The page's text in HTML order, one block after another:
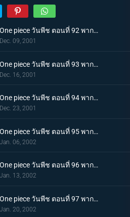
One piece วันพีช ตอนที่ 92 พากย์ไทย วีรบุรุษแห่งอลาบัสต้า และกะเทยสาวนักบัลเล่ต์สุดสวย
Dec. 09, 2001
One piece วันพีช ตอนที่ 93 พากย์ไทย มุ่งสู่เมืองแห่งทราย กองกำลังทหารปฏิวัติและผงเรียกฝน!
Dec. 16, 2001
One piece วันพีช ตอนที่ 94 พากย์ไทย การพบกันอีกครั้งของเหล่าฮีโร นามนั้นคือเอสหมัดเพลิง!
Dec. 23, 2001
One piece วันพีช ตอนที่ 95 พากย์ไทย เอสและลูฟี่ ความทรงจำอันแสนเร่าร้อน และบาดแผลของสองพี่น้อง
Jan. 06, 2002
One piece วันพีช ตอนที่ 96 พากย์ไทย เอลุมารุ เมืองแห่งสีเขียว และพะยูนกังฟู
Jan. 13, 2002
One piece วันพีช ตอนที่ 97 พากย์ไทย การผจญภัยในอาณาจักรแห่งทราย ปีศาจบนแผ่นดินอันแสนร้อนระอุ
Jan. 20, 2002